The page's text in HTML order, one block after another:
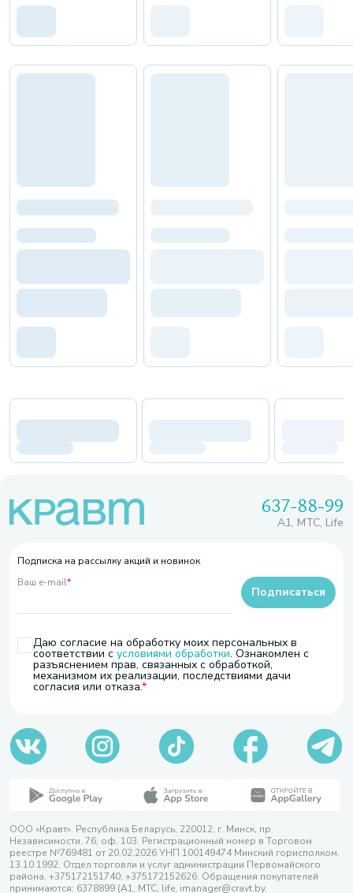
637-88-99
A1, МТС, Life
Подписка на рассылку акций и новинок
Ваш e-mail*
Даю согласие на обработку моих персональных в
соответствии с условиями обработки. Ознакомлен с
разъяснением прав, связанных с обработкой,
механизмом их реализации, последствиями дачи
согласия или отказа.
Подписаться
ООО «Кравт». Республика Беларусь, 220012, г. Минск, пр.
Независимости, 76, оф. 103. Регистрационный номер в Торговом
реестре №769481 от 20.02.2026 УНП 100149474 Минский горисполком,
13.10.1992. Отдел торговли и услуг администрации Первомайского
района, +375172151740; +375172152626. Обращения покупателей
принимаются: 6378899 (А1, МТС, life, imanager@cravt.by.